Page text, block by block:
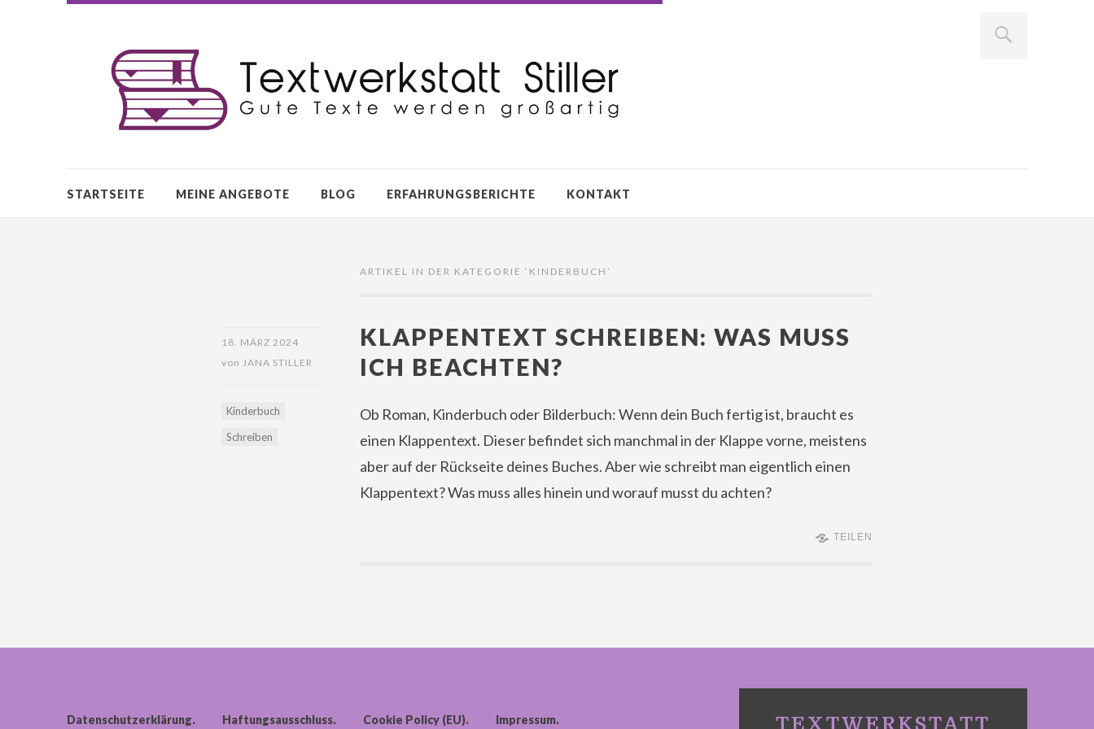
STARTSEITE MEINE ANGEBOTE BLOG ERFAHRUNGSBERICHTE KONTAKT
ARTIKEL IN DER KATEGORIE ‘ KINDERBUCH ’
18. MÄRZ 2024
von JANA STILLER
Kinderbuch
Schreiben
KLAPPENTEXT SCHREIBEN: WAS MUSS
ICH BEACHTEN?
Ob Roman, Kinderbuch oder Bilderbuch: Wenn dein Buch fertig ist, braucht es
einen Klappentext. Dieser befindet sich manchmal in der Klappe vorne, meistens
aber auf der Rückseite deines Buches. Aber wie schreibt man eigentlich einen
Klappentext? Was muss alles hinein und worauf musst du achten?
TEILEN
Datenschutzerklärung Haftungsausschluss Cookie Policy (EU) Impressum TEXTWERKSTATT